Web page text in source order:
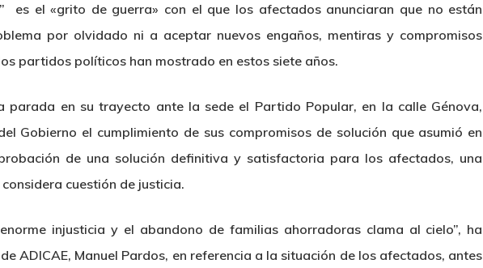
es el «grito de guerra» con el que los afectados anunciaran que no están
por olvidado ni a aceptar nuevos engaños, mentiras y compromisos
partidos políticos han mostrado en estos siete años.
parada en su trayecto ante la sede el Partido Popular, en la calle Génova,
Gobierno el cumplimiento de sus compromisos de solución que asumió en
de una solución definitiva y satisfactoria para los afectados, una
cuestión de justicia.
injusticia y el abandono de familias ahorradoras clama al cielo”, ha
ADICAE, Manuel Pardos, en referencia a la situación de los afectados, antes